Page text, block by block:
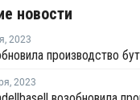
новости
, 2023
, 2023